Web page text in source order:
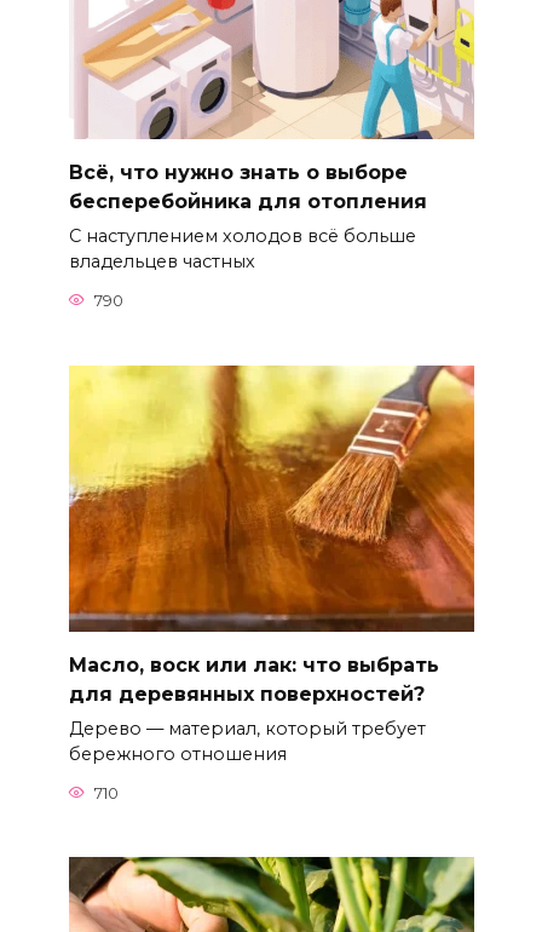
Всё, что нужно знать о выборе
бесперебойника для отопления
С наступлением холодов всё больше
владельцев частных
790
Масло, воск или лак: что выбрать
для деревянных поверхностей?
Дерево — материал, который требует
бережного отношения
710